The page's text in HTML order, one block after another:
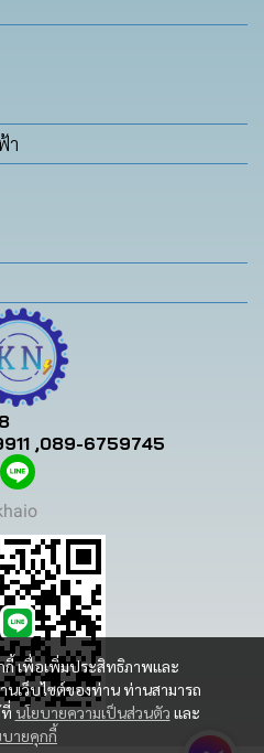
กี้ เพื่อเพิ่มประสิทธิภาพและ
เว็บไซต์ของท่าน ท่านสามารถ
นโยบายความเป็นส่วนตัว และ
บายคุกกี้
า
,089-6759745